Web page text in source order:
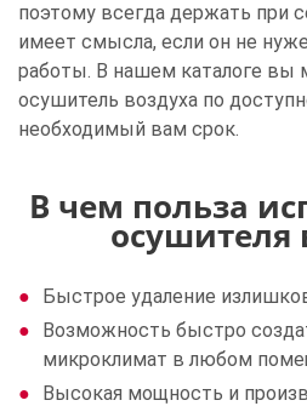
поэтому всегда держать при
имеет смысла, если он не
работы. В нашем каталоге вы
осушитель воздуха по
необходимый вам срок.
В чем польза
осушителя
Быстрое удаление
Возможность быстро
микроклимат в любом
Высокая мощность и